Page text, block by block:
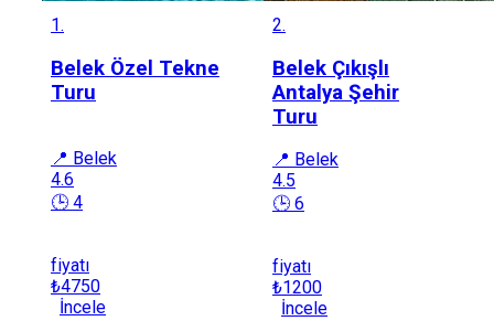
1.
Belek Özel Tekne
Turu
📍 Belek
4.6
🕒 4
fiyatı
₺4750
İncele
2.
Belek Çıkışlı
Antalya Şehir
Turu
📍 Belek
4.5
🕒 6
fiyatı
₺1200
İncele